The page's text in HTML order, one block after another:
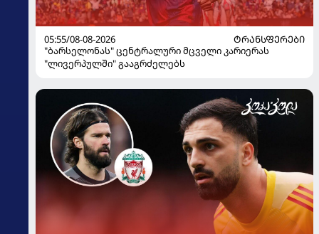
05:55/08-08-2026
ᲢᲠᲐᲜᲡᲤᲔᲠᲔᲑᲘ
"ბარსელონას" ცენტრალური მცველი კარიერას
"ლივერპულში" გააგრძელებს